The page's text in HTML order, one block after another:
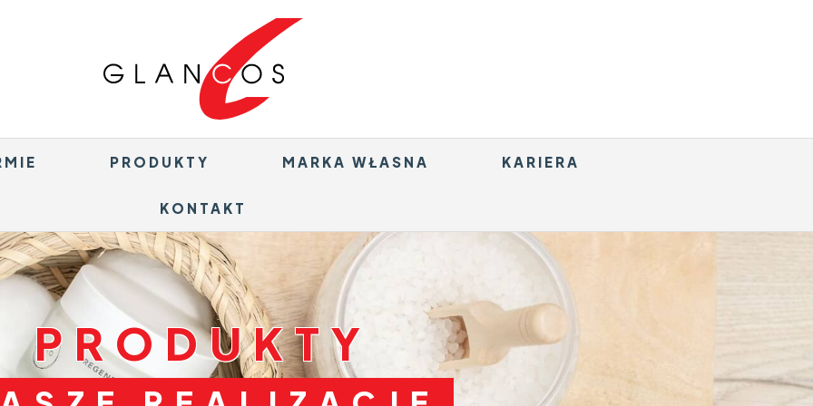
PRODUKTY MARKA WŁASNA KARIERA
KONTAKT
PRODUKTY